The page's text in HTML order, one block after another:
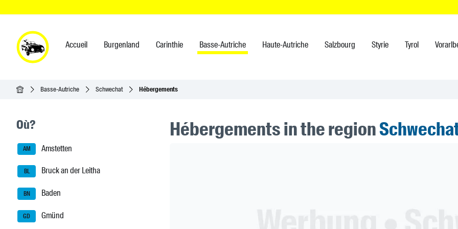
Accueil Burgenland Carinthie Basse-Autriche Haute-Autriche Salzbourg Styrie Tyrol
AccueilBasse-Autriche Schwechat Hébergements
Seitenleisten-Navigation
Où?
AM Amstetten
BL Bruck an der Leitha
BN Baden
GD Gmünd
Hébergements in the region